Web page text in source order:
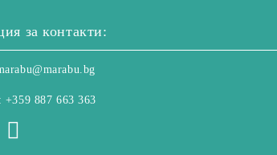
за контакти:
+359 887 663 363